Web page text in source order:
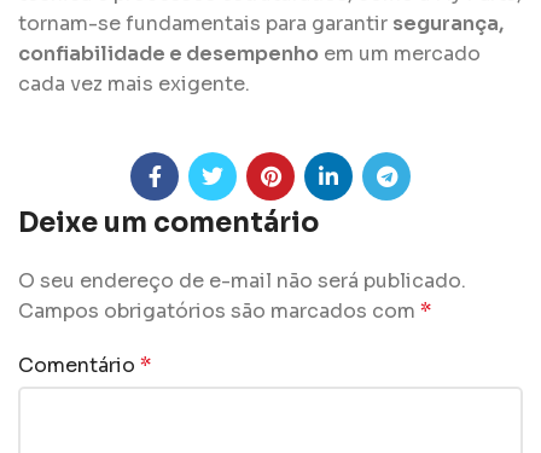
tornam-se fundamentais para garantir segurança,
confiabilidade e desempenho em um mercado
cada vez mais exigente.
Deixe um comentário
O seu endereço de e-mail não será publicado.
Campos obrigatórios são marcados com *
Comentário *